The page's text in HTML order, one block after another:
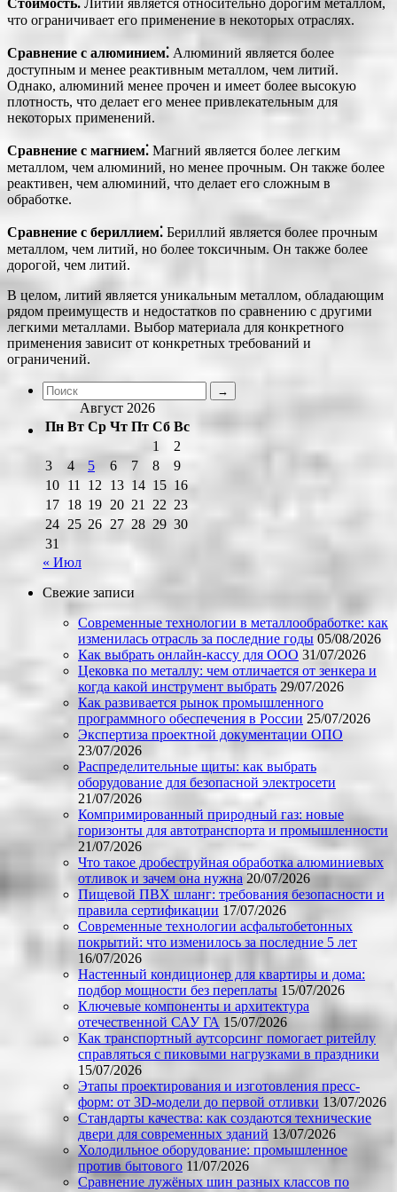
Стоимость⁚ Литий является относительно дорогим металлом,
что ограничивает его применение в некоторых отраслях.
Сравнение с алюминием⁚ Алюминий является более
доступным и менее реактивным металлом, чем литий.
Однако, алюминий менее прочен и имеет более высокую
плотность, что делает его менее привлекательным для
некоторых применений.
Сравнение с магнием⁚ Магний является более легким
металлом, чем алюминий, но менее прочным. Он также более
реактивен, чем алюминий, что делает его сложным в
обработке.
Сравнение с бериллием⁚ Бериллий является более прочным
металлом, чем литий, но более токсичным. Он также более
дорогой, чем литий.
В целом, литий является уникальным металлом, обладающим
рядом преимуществ и недостатков по сравнению с другими
легкими металлами. Выбор материала для конкретного
применения зависит от конкретных требований и
ограничений.
Август 2026
Пн Вт Ср Чт Пт Сб Вс
1
2
3
4 5 6 7 8
9
10 11 12 13 14 15 16
17 18 19 20 21 22 23
24 25 26 27 28 29 30
31
« Июл
Свежие записи
Современные технологии в металлообработке: как
изменилась отрасль за последние годы 05/08/2026
Как выбрать онлайн-кассу для ООО 31/07/2026
Цековка по металлу: чем отличается от зенкера и
когда какой инструмент выбрать 29/07/2026
Как развивается рынок промышленного
программного обеспечения в России 25/07/2026
Экспертиза проектной документации ОПО
23/07/2026
Распределительные щиты: как выбрать
оборудование для безопасной электросети
21/07/2026
Компримированный природный газ: новые
горизонты для автотранспорта и промышленности
21/07/2026
Что такое дробеструйная обработка алюминиевых
отливок и зачем она нужна 20/07/2026
Пищевой ПВХ шланг: требования безопасности и
правила сертификации 17/07/2026
Современные технологии асфальтобетонных
покрытий: что изменилось за последние 5 лет
16/07/2026
Настенный кондиционер для квартиры и дома:
подбор мощности без переплаты 15/07/2026
Ключевые компоненты и архитектура
отечественной САУ ГА 15/07/2026
Как транспортный аутсорсинг помогает ритейлу
справляться с пиковыми нагрузками в праздники
15/07/2026
Этапы проектирования и изготовления пресс-
форм: от 3D-модели до первой отливки 13/07/2026
Стандарты качества: как создаются технические
двери для современных зданий 13/07/2026
Холодильное оборудование: промышленное
против бытового 11/07/2026
Сравнение лужёных шин разных классов по